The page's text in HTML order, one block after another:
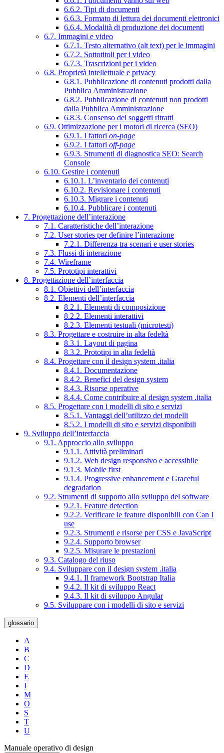
6.6.2. Tipi di documenti
6.6.3. Formato di lettura dei documenti elettronici
6.6.4. Modalità di produzione dei documenti
6.7. Immagini e video
6.7.1. Testo alternativo (alt text) per le immagini
6.7.2. Sottotitoli per i video
6.7.3. Trascrizioni per i video
6.8. Proprietà intellettuale e privacy
6.8.1. Pubblicazione di contenuti prodotti dalla
Pubblica Amministrazione
6.8.2. Pubblicazione di contenuti non prodotti
dalla Pubblica Amministrazione
6.8.3. Consenso dei soggetti ritratti
6.9. Ottimizzazione per i motori di ricerca (SEO)
6.9.1. I fattori on-page
6.9.2. I fattori off-page
6.9.3. Strumenti di diagnostica SEO: Search
Console
6.10. Gestire i contenuti
6.10.1. L’inventario dei contenuti
6.10.2. Revisionare i contenuti
6.10.3. Migrare i contenuti
6.10.4. Pubblicare i contenuti
7. Progettazione dell’interazione
7.1. Caratteristiche dell’interazione
7.2. User stories per definire l’interazione
7.2.1. Differenza tra scenari e user stories
7.3. Flussi di interazione
7.4. Wireframe
7.5. Prototipi interattivi
8. Progettazione dell’interfaccia
8.1. Obiettivi dell’interfaccia
8.2. Elementi dell’interfaccia
8.2.1. Elementi di composizione
8.2.2. Elementi interattivi
8.2.3. Elementi testuali (microtesti)
8.3. Progettare e costruire in alta fedeltà
8.3.1. Layout di pagina
8.3.2. Prototipi in alta fedeltà
8.4. Progettare con il design system .italia
8.4.1. Documentazione
8.4.2. Benefici del design system
8.4.3. Risorse operative
8.4.4. Come contribuire al design system .italia
8.5. Progettare con i modelli di sito e servizi
8.5.1. Vantaggi dell’utilizzo dei modelli
8.5.2. I modelli di sito e servizi disponibili
9. Sviluppo dell’interfaccia
9.1. Approccio allo sviluppo
9.1.1. Attività preliminari
9.1.2. Web design responsivo e accessibile
9.1.3. Mobile first
9.1.4. Progressive enhancement e Graceful
degradation
9.2. Strumenti di supporto allo sviluppo del software
9.2.1. Feature detection
9.2.2. Verificare le feature disponibili con Can I
use
9.2.3. Strumenti e risorse per CSS e JavaScript
9.2.4. Supporto browser
9.2.5. Misurare le prestazioni
9.3. Catalogo del riuso
9.4. Sviluppare con il design system .italia
9.4.1. Il framework Bootstrap Italia
9.4.2. Il kit di sviluppo React
9.4.3. Il kit di sviluppo Angular
9.5. Sviluppare con i modelli di sito e servizi
glossario
A
B
C
D
E
I
M
O
S
T
U
Manuale operativo di design